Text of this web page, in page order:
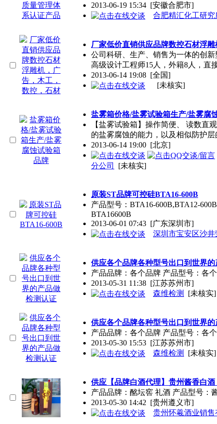
2013-06-19 15:34 [安徽合肥市]
合肥精汇化工研究
厂家低价直销供应品牌数控石材浮
公司科研、生产、销售为一体的创
高级设计工程师15人，外籍8人，直
2013-06-14 19:08 [全国]
[未核实]
盐雾箱价格/盐雾试验箱生产/盐雾腐
【盐雾试验箱】操作简便、 读数直
的盐雾腐蚀的能力，以及相似防护层
2013-06-14 19:00 [北京]
分公司 [未核实]
原装ST品牌可控硅BTA16-600B
产品型号：BTA16-600B,BTA12-
BTA16600B
2013-06-01 07:43 [广东深圳市]
深圳市宝安区沙
供应各个品牌各种型号出口到世界
产品品牌 ：各个品牌 产品型号：各
2013-05-31 11:38 [江苏苏州市]
森维检测
[未核实]
供应各个品牌各种型号出口到世界
产品品牌 ：各个品牌 产品型号：各
2013-05-30 15:53 [江苏苏州市]
森维检测
[未核实]
供应【品牌白酒代理】贵州酱香白
产品品牌 ：酩坛窖 礼酒 产品型号：
2013-05-30 14:42 [贵州遵义市]
贵州怀羲酒业销售